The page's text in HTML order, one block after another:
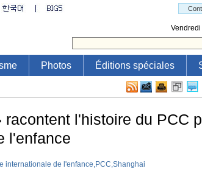
Photos Éditions spéciales
l'histoire du PCC
l'enfance
internationale de l'enfance,PCC,Shanghai